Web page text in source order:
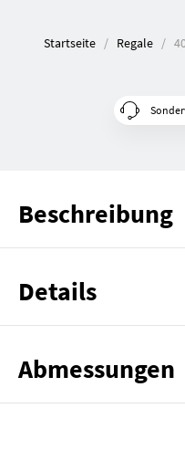
Startseite Regale
Beschreibung
Details
Abmessungen